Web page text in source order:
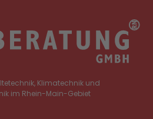
Klimatechnik und
im Rhein-Main-Gebiet